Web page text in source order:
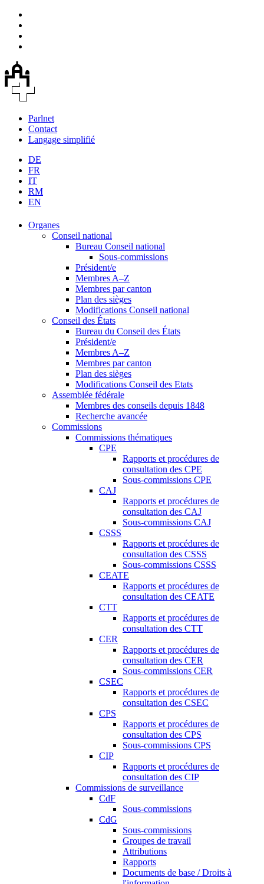
Parlnet
Contact
Langage simplifié
DE
FR
IT
RM
EN
Organes
Conseil national
Bureau Conseil national
Sous-commissions
Président/e
Membres A–Z
Membres par canton
Plan des sièges
Modifications Conseil national
Conseil des États
Bureau du Conseil des États
Président/e
Membres A–Z
Membres par canton
Plan des sièges
Modifications Conseil des Etats
Assemblée fédérale
Membres des conseils depuis 1848
Recherche avancée
Commissions
Commissions thématiques
CPE
Rapports et procédures de
consultation des CPE
Sous-commissions CPE
CAJ
Rapports et procédures de
consultation des CAJ
Sous-commissions CAJ
CSSS
Rapports et procédures de
consultation des CSSS
Sous-commissions CSSS
CEATE
Rapports et procédures de
consultation des CEATE
CTT
Rapports et procédures de
consultation des CTT
CER
Rapports et procédures de
consultation des CER
Sous-commissions CER
CSEC
Rapports et procédures de
consultation des CSEC
CPS
Rapports et procédures de
consultation des CPS
Sous-commissions CPS
CIP
Rapports et procédures de
consultation des CIP
Commissions de surveillance
CdF
Sous-commissions
CdG
Sous-commissions
Groupes de travail
Attributions
Rapports
Documents de base / Droits à